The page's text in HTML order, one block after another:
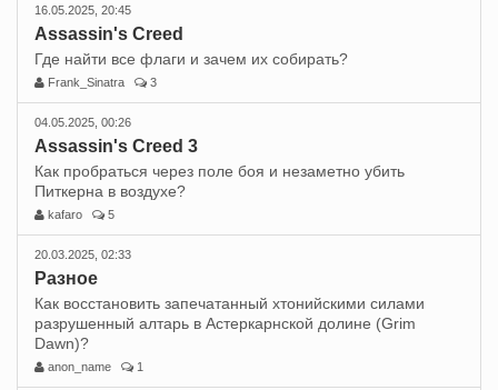
16.05.2025, 20:45
Assassin's Creed
Где найти все флаги и зачем их собирать?
Frank_Sinatra 3
04.05.2025, 00:26
Assassin's Creed 3
Как пробраться через поле боя и незаметно убить
Питкерна в воздухе?
kafaro 5
20.03.2025, 02:33
Разное
Как восстановить запечатанный хтонийскими силами
разрушенный алтарь в Астеркарнской долине (Grim
Dawn)?
anon_name 1